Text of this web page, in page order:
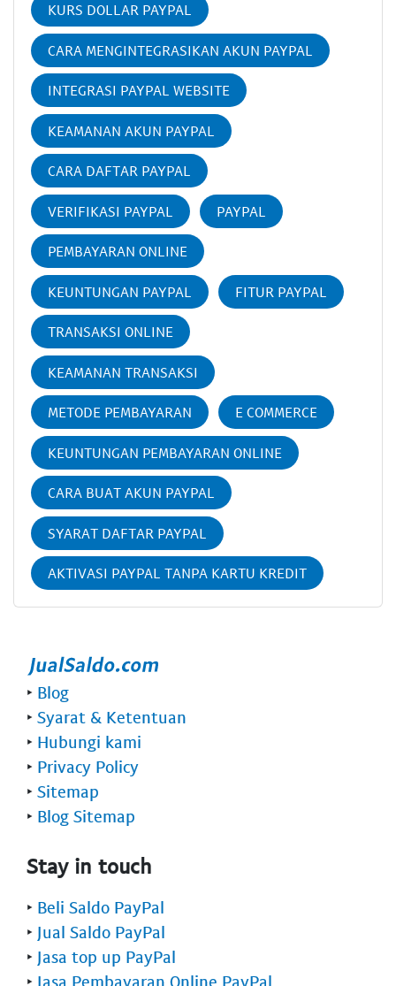
KURS DOLLAR PAYPAL
CARA MENGINTEGRASIKAN AKUN PAYPAL
INTEGRASI PAYPAL WEBSITE
KEAMANAN AKUN PAYPAL
CARA DAFTAR PAYPAL
VERIFIKASI PAYPAL PAYPAL
PEMBAYARAN ONLINE
KEUNTUNGAN PAYPAL FITUR PAYPAL
TRANSAKSI ONLINE
KEAMANAN TRANSAKSI
METODE PEMBAYARAN E COMMERCE
KEUNTUNGAN PEMBAYARAN ONLINE
CARA BUAT AKUN PAYPAL
SYARAT DAFTAR PAYPAL
AKTIVASI PAYPAL TANPA KARTU KREDIT
‣ Blog
‣ Syarat & Ketentuan
‣ Hubungi kami
‣ Privacy Policy
‣ Sitemap
‣ Blog Sitemap
Stay in touch
‣ Beli Saldo PayPal
‣ Jual Saldo PayPal
‣ Jasa top up PayPal
‣ Jasa Pembayaran Online PayPal